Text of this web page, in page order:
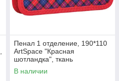
Пенал 1 отделение, 190*110
ArtSpace "Красная
шотландка", ткань
В наличии